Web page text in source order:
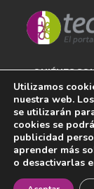
QUIÉNES
AVISO LEGAL
POLÍTICA DE
POLÍTICA
CONTACTO
Utilizamos
nuestra web.
se utilizarán
cookies se
publicidad
aprender más
o desactivarlas